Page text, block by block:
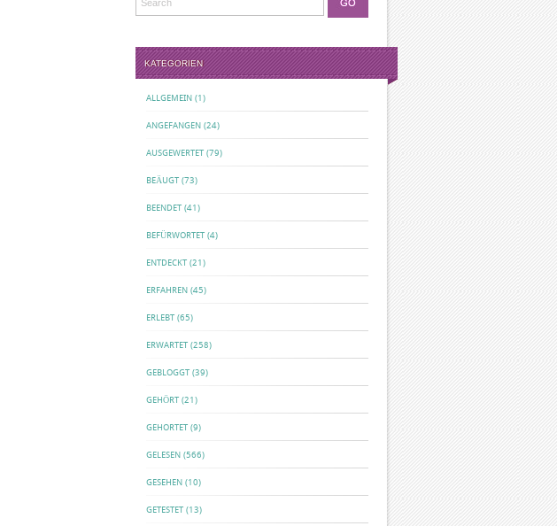
KATEGORIEN
ALLGEMEIN (1)
ANGEFANGEN (24)
AUSGEWERTET (79)
BEÄUGT (73)
BEENDET (41)
BEFÜRWORTET (4)
ENTDECKT (21)
ERFAHREN (45)
ERLEBT (65)
ERWARTET (258)
GEBLOGGT (39)
GEHÖRT (21)
GEHORTET (9)
GELESEN (566)
GESEHEN (10)
GETESTET (13)